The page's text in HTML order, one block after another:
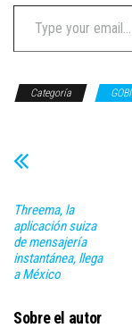
Type your email…
Categoría
Threema, la
aplicación suiza
de mensajería
instantánea, llega
a México
Sobre el autor